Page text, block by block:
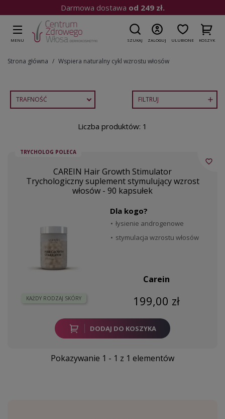
Darmowa dostawa od 249 zł.
MENU SZUKAJ ZALOGUJ ULUBIONE KOSZYK
Strona główna Wspiera naturalny cykl wzrostu włosów
TRAFNOŚĆ FILTRUJ 
Liczba produktów: 1
TRYCHOLOG POLECA
CAREIN Hair Growth Stimulator
Trychologiczny suplement stymulujący wzrost
włosów - 90 kapsułek
KAŻDY RODZAJ SKÓRY
Dla kogo?
łysienie androgenowe
stymulacja wzrostu włosów
Carein
199,00 zł
DODAJ DO KOSZYKA
favorite_border
Pokazywanie 1 - 1 z 1 elementów